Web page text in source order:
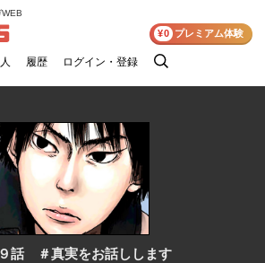
履歴 ログイン・登録
検
¥0 プレミアム体験
話 ＃真実をお話しします